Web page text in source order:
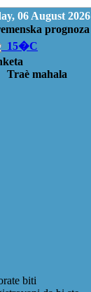
06 August 2026
prognoza
15�C
Traè mahala
biti